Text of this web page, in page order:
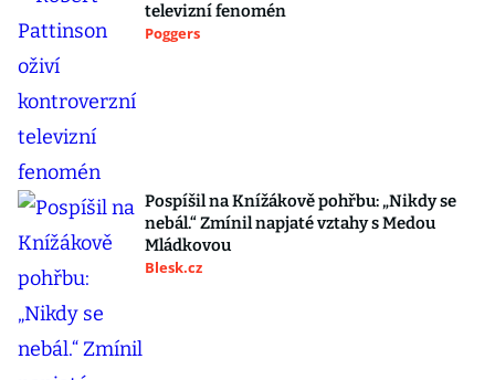
televizní fenomén
Poggers
Pospíšil na Knížákově pohřbu: „Nikdy se
nebál.“ Zmínil napjaté vztahy s Medou
Mládkovou
Blesk.cz